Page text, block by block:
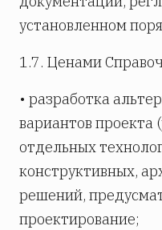
установленном
1.7. Ценами
• разработка
вариантов проекта
отдельных
конструктивных,
решений,
проектирование;